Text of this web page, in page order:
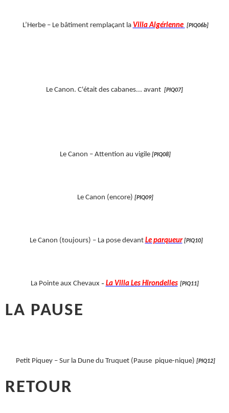
L’Herbe – Le bâtiment remplaçant la Villa Algérienne [PIQ06b]
Le Canon. C'était des cabanes... avant [PIQ07]
Le Canon – Attention au vigile [PIQ08]
Le Canon (encore) [PIQ09]
Le Canon (toujours) – La pose devant Le parqueur [PIQ10]
La Pointe aux Chevaux – La Villa Les Hirondelles [PIQ11]
LA PAUSE
Petit Piquey – Sur la Dune du Truquet (Pause pique-nique) [PIQ12]
RETOUR